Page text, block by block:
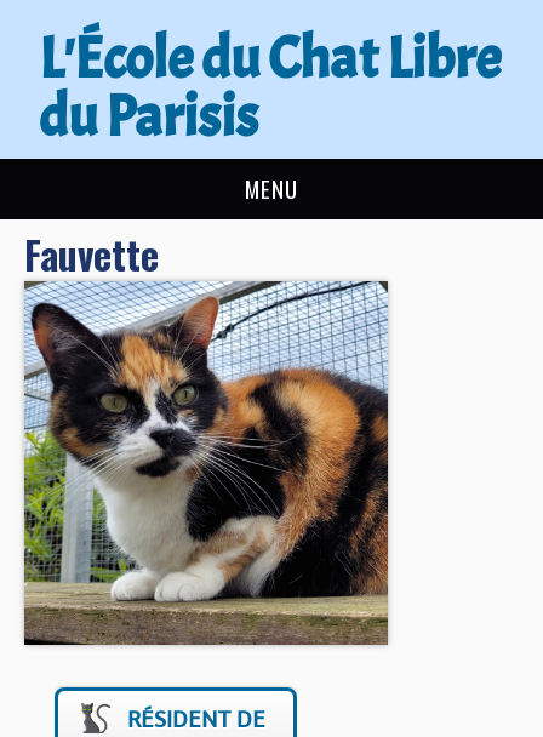
L'École du Chat Libre
du Parisis
MENU
L’ÉCOLE DU CHAT
ACTUALITÉS
ADOPTER
NOUS AIDER
CONTACT
BOUTIQUE
FORUM
Fauvette
RÉSIDENT DE